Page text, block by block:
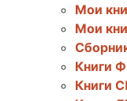
Мои
Мои
Книги
Книги